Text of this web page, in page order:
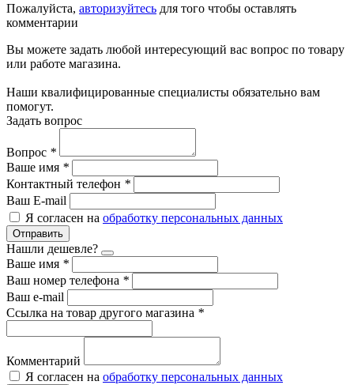
Пожалуйста, авторизуйтесь для того чтобы оставлять
комментарии
Вы можете задать любой интересующий вас вопрос по товару
или работе магазина.
Наши квалифицированные специалисты обязательно вам
помогут.
Задать вопрос
Вопрос *
Ваше имя *
Контактный телефон *
Ваш E-mail
Я согласен на обработку персональных данных
Отправить
Нашли дешевле?
Ваше имя *
Ваш номер телефона *
Ваш e-mail
Ссылка на товар другого магазина *
Комментарий
Я согласен на обработку персональных данных